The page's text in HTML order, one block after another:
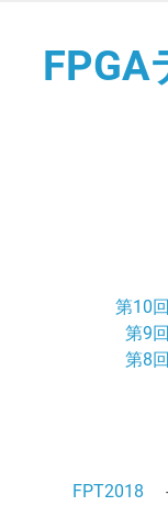
content
第10
第9
第8
FPT2018